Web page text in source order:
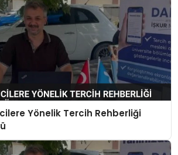
Yönelik Tercih Rehberliği